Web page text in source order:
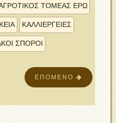
ΤΟΜΕΑΣ ΕΡΩ
ΚΑΛΛΙΕΡΓΕΙΕΣ
ΣΠΌΡΟΙ
ΕΠΌΜΕΝΟ